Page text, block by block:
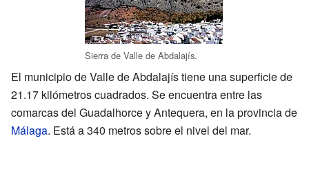
Sierra de Valle de Abdalajís.
El municipio de Valle de Abdalajís tiene una superficie de
21.17 kilómetros cuadrados. Se encuentra entre las
comarcas del Guadalhorce y Antequera, en la provincia de
Málaga. Está a 340 metros sobre el nivel del mar.